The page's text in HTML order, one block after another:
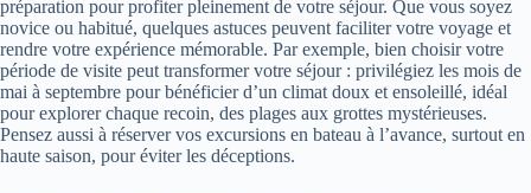
préparation pour profiter pleinement de votre séjour. Que vous soyez
novice ou habitué, quelques astuces peuvent faciliter votre voyage et
rendre votre expérience mémorable. Par exemple, bien choisir votre
période de visite peut transformer votre séjour : privilégiez les mois de
mai à septembre pour bénéficier d’un climat doux et ensoleillé, idéal
pour explorer chaque recoin, des plages aux grottes mystérieuses.
Pensez aussi à réserver vos excursions en bateau à l’avance, surtout en
haute saison, pour éviter les déceptions.